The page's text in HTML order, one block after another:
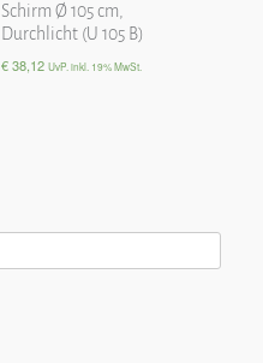
Schirm Ø 105 cm,
Durchlicht (U 105 B)
€38,12 UvP. inkl. 19% MwSt.